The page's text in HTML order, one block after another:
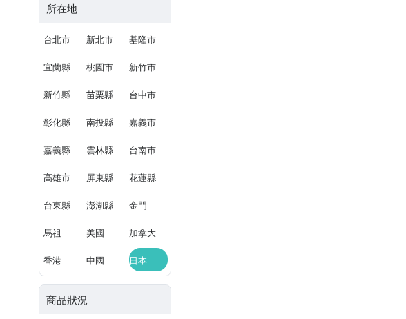
所在地
台北市 新北市 基隆市
宜蘭縣 桃園市 新竹市
新竹縣 苗栗縣 台中市
彰化縣 南投縣 嘉義市
嘉義縣 雲林縣 台南市
高雄市 屏東縣 花蓮縣
台東縣 澎湖縣 金門
馬祖 美國 加拿大
香港 中國 日本
商品狀況